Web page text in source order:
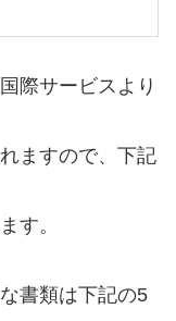
際サービスより
ますので、下記
す。
書類は下記の5